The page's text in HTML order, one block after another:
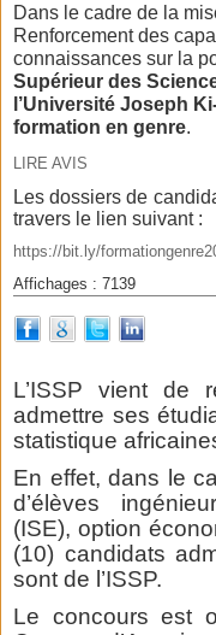
Dans le cadre de la
Renforcement des
connaissances sur la
Supérieur des
l’Université Joseph
formation en genre.
LIRE AVIS
Les dossiers de
travers le lien suivant :
https://bit.ly/
Affichages : 7139
L’ISSP vient de
admettre ses
statistique
En effet, dans le
d’élèves
(ISE), option
(10) candidats
sont de l’ISSP.
Le concours est